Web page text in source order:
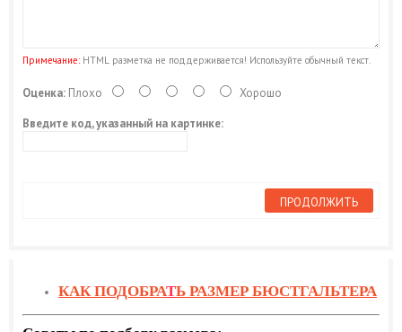
Примечание:HTML разметка не поддерживается! Используйте обычный текст.
Оценка: Плохо
Хорошо
Введите код, указанный на картинке:
ПРОДОЛЖИТЬ
КАК ПОДОБРАТЬ РАЗМЕР БЮСТГАЛЬТЕРА